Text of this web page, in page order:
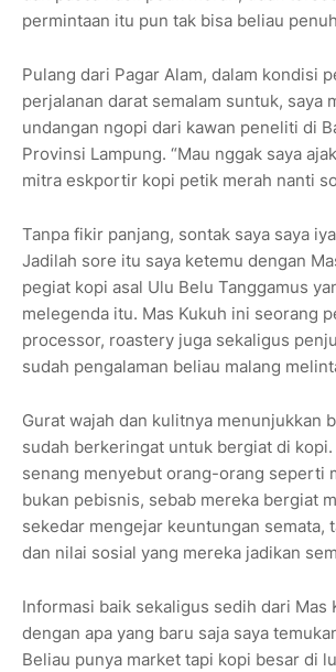
permintaan itu pun tak bisa beliau
Pulang dari Pagar Alam, dalam kondisi
perjalanan darat semalam suntuk, saya
undangan ngopi dari kawan peneliti di
Provinsi Lampung. “Mau nggak saya
mitra eskportir kopi petik merah nanti
Tanpa fikir panjang, sontak saya saya
Jadilah sore itu saya ketemu dengan
pegiat kopi asal Ulu Belu Tanggamus
melegenda itu. Mas Kukuh ini seorang
processor, roastery juga sekaligus
sudah pengalaman beliau malang
Gurat wajah dan kulitnya menunjukkan
sudah berkeringat untuk bergiat di kopi.
senang menyebut orang-orang seperti
bukan pebisnis, sebab mereka bergiat
sekedar mengejar keuntungan semata,
dan nilai sosial yang mereka jadikan
Informasi baik sekaligus sedih dari Mas
dengan apa yang baru saja saya
Beliau punya market tapi kopi besar di